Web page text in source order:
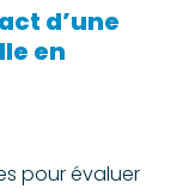
d’une
en
pour évaluer